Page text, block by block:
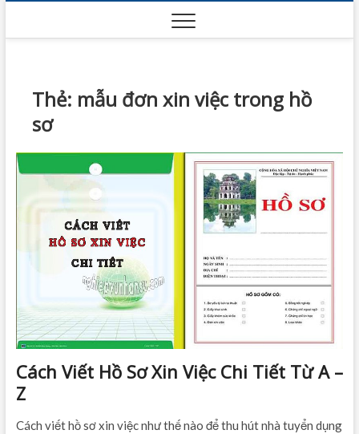
content
Thẻ: mẫu đơn xin việc trong hồ
sơ
Cách Viết Hồ Sơ Xin Việc Chi Tiết Từ A –
Z
Cách viết hồ sơ xin việc như thế nào để thu hút nhà tuyển dụng